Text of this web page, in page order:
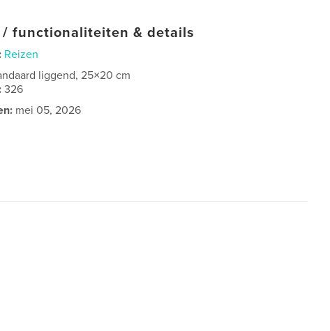
/ functionaliteiten & details
Reizen
liggend, 25×20 cm
326
mei 05, 2026